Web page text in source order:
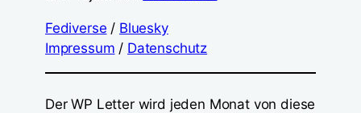
Fediverse / Bluesky
Impressum / Datenschutz
Der WP Letter wird jeden Monat von diese